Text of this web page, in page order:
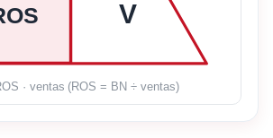
V
BN = ROS · ventas (ROS = BN ÷ ventas)